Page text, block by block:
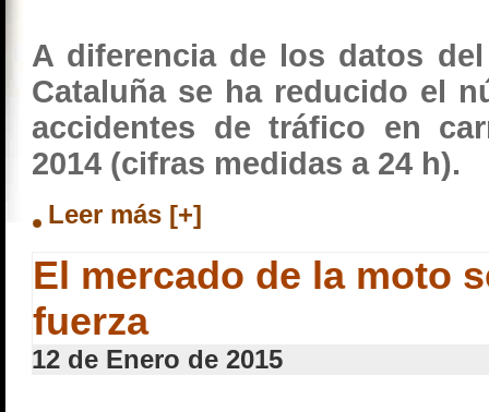
A diferencia de los datos
Cataluña se ha reducido el
accidentes de tráfico en
2014 (cifras medidas a 24 h).
Leer más [+]
El mercado de la moto
fuerza
12 de Enero de 2015